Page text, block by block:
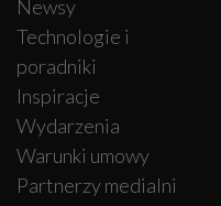
Newsy
Technologie i
poradniki
Inspiracje
Wydarzenia
Warunki umowy
Partnerzy medialni